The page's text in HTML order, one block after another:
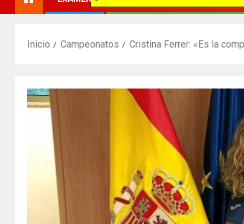
Inicio Campeonatos Cristina Ferrer: «Es la